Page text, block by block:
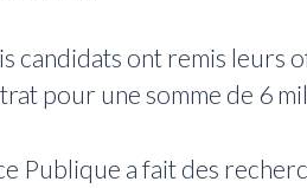
candidats ont remis leurs
pour une somme de 6
Publique a fait des